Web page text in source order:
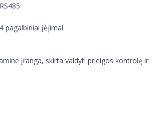
pagalbiniai įėjimai
įranga, skirta valdyti prieigos kontrolę ir